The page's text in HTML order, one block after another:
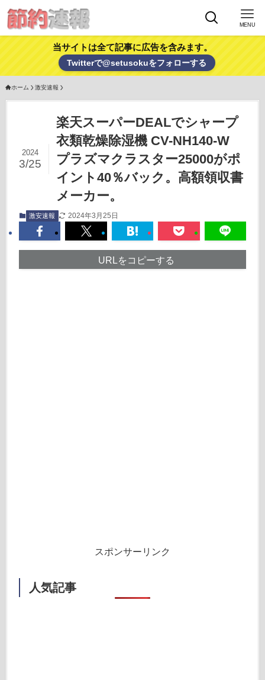
MENU
当サイトは全て記事に広告を含みます。
Twitterで@setusokuをフォローする
ホーム 激安速報
楽天スーパーDEALでシャープ
衣類乾燥除湿機 CV-NH140-W
プラズマクラスター25000がポ
イント40％バック。高額領収書
メーカー。
2024
3/25
激安速報 2024年3月25日
URLをコピーする
スポンサーリンク
人気記事